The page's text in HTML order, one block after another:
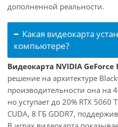
дополненной реальности.
Какая видеокарта
компьютере?
Видеокарта NVIDIA GeForce
решение на архитектуре
производительности она на
но уступает до 20% RTX
CUDA, 8 ГБ GDDR7,